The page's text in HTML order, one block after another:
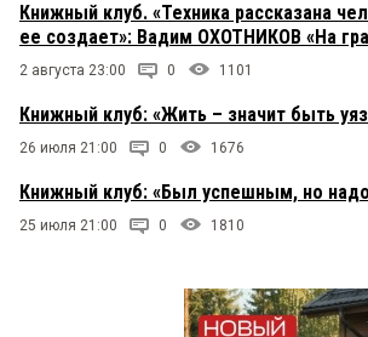
Книжный клуб. «Техника рассказана
ее создает»: Вадим ОХОТНИКОВ «На
2 августа 23:00 0 1101
Книжный клуб: «Жить – значит быть
26 июля 21:00 0 1676
Книжный клуб: «Был успешным, но
25 июля 21:00 0 1810